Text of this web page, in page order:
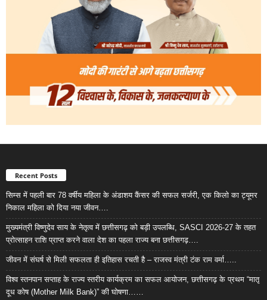
Recent Posts
सिम्स में पहली बार 78 वर्षीय महिला के अंडाशय कैंसर की सफल सर्जरी, एक किलो का ट्यूमर
निकाल महिला को दिया नया जीवन….
मुख्यमंत्री विष्णुदेव साय के नेतृत्व में छत्तीसगढ़ को बड़ी उपलब्धि, SASCI 2026-27 के तहत
प्रोत्साहन राशि प्राप्त करने वाला देश का पहला राज्य बना छत्तीसगढ़….
जीवन में संघर्ष से मिली सफलता ही इतिहास रचती है – राजस्व मंत्री टंक राम वर्मा…..
विश्व स्तनपान सप्ताह के राज्य स्तरीय कार्यक्रम का सफल आयोजन, छत्तीसगढ़ के प्रथम “मातृ
दूध कोष (Mother Milk Bank)” की घोषणा……